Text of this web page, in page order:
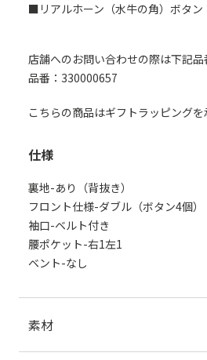
■リアルホーン（水牛の角）ボタン
店舗へのお問い合わせの際は下記品
品番：330000657
こちらの商品はギフトラッピングを
仕様
裏地-あり（背抜き）
フロント仕様-ダブル（ボタン4個）
袖口-ベルト付き
腰ポケット-右1左1
ベント-なし
素材